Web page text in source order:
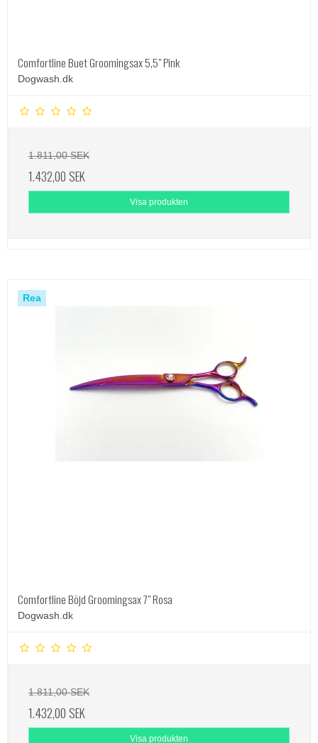
Comfortline Buet Groomingsax 5,5" Pink
Dogwash.dk
1.811,00 SEK
1.432,00 SEK
Visa produkten
Rea
Comfortline Böjd Groomingsax 7" Rosa
Dogwash.dk
1.811,00 SEK
1.432,00 SEK
Visa produkten